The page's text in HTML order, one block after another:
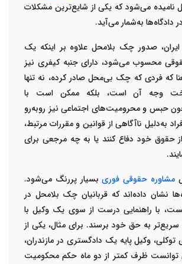
می‌شود که یکی از شایع‌ترین مشکلات
به‌شمار می‌آید.
صدور چک بلامحل علاوه بر اینکه یک
محسوب می‌شود، دارای جنبه کیفری نیز
که فردی که چک بی‌محل صادر کرده، نه تنها
وجه آن است، بلکه ممکن است با
حبس و محرومیت‌های اجتماعی نیز روبه‌رو
به‌دلیل ناآگاهی از قوانین و مقررات مرتبط،
حقوق خود دفاع کنند یا به چه مرجعی برای
.
مشاوره حقوقی فوریبسیار پررنگ می‌شود.
نشان داده‌اند که قربانیان چک بلامحل در
با راهنمایی درست از سوی یک وکیل با
سریع‌تر به حق خود برسند. برای مثال، یکی از
توکلی، وکیل پایه یک دادگستری در مازندران،
توانست ظرف کمتر از دو ماه حکم محکومیت